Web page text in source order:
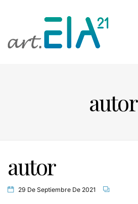
autor
autor
29 De Septiembre De 2021